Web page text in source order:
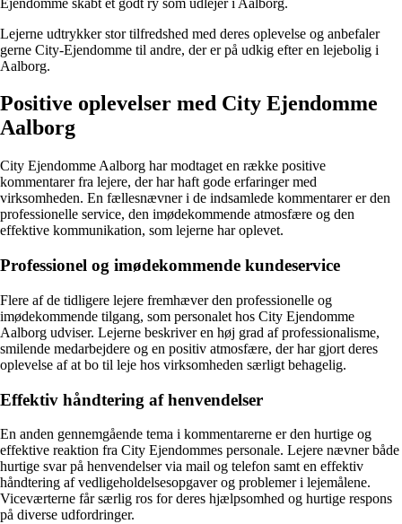
Lejerne udtrykker stor tilfredshed med deres oplevelse og anbefaler
gerne City-Ejendomme til andre, der er på udkig efter en lejebolig i
Aalborg.
Positive oplevelser med City Ejendomme
Aalborg
City Ejendomme Aalborg har modtaget en række positive
kommentarer fra lejere, der har haft gode erfaringer med
virksomheden. En fællesnævner i de indsamlede kommentarer er den
professionelle service, den imødekommende atmosfære og den
effektive kommunikation, som lejerne har oplevet.
Professionel og imødekommende kundeservice
Flere af de tidligere lejere fremhæver den professionelle og
imødekommende tilgang, som personalet hos City Ejendomme
Aalborg udviser. Lejerne beskriver en høj grad af professionalisme,
smilende medarbejdere og en positiv atmosfære, der har gjort deres
oplevelse af at bo til leje hos virksomheden særligt behagelig.
Effektiv håndtering af henvendelser
En anden gennemgående tema i kommentarerne er den hurtige og
effektive reaktion fra City Ejendommes personale. Lejere nævner både
hurtige svar på henvendelser via mail og telefon samt en effektiv
håndtering af vedligeholdelsesopgaver og problemer i lejemålene.
Viceværterne får særlig ros for deres hjælpsomhed og hurtige respons
på diverse udfordringer.